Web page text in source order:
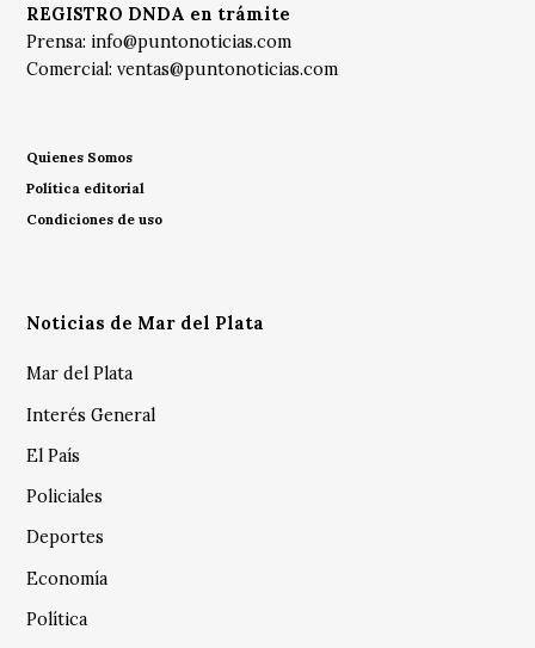
REGISTRO DNDA en trámite
Prensa: info@puntonoticias.com
Comercial:ventas@puntonoticias.com
Quienes Somos
Política editorial
Condiciones de uso
Noticias de Mar del Plata
Mar del Plata
Interés General
El País
Policiales
Deportes
Economía
Política